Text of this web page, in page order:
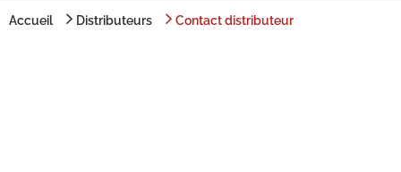
Accueil Distributeurs Contact distributeur